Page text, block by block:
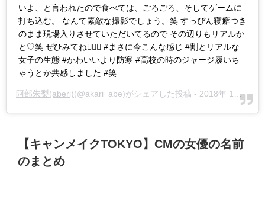
いよ、と言われたので食べては、ごろごろ、そしてゲームに
打ち込む。 なんて素敵な撮影でしょう。笑 すっぴん寝癖つき
のまま現場入りさせていただいてるので その辺りもリアルか
と♡笑 ぜひみてね🙇🏻‍♀️ #まさに今こんな感じ #割とリアルな
女子の生態 #かわいいより防寒 #高校の時のジャージ履いち
ゃうとか共感しました #笑
阿部朱梨(aberi)(@akari_abe)がシェアした投稿 - 2018年 1月月1日午後7時31分PST
【キャンメイクTOKYO 】 CMの女優の名前
のまとめ